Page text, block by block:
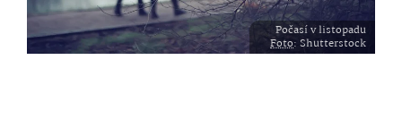
Počasí v listopadu
Foto: Shutterstock